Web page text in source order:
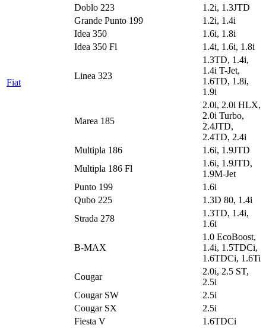
Fiat
Doblo 223
1.2i, 1.3JTD
Grande Punto 199
1.2i, 1.4i
Idea 350
1.6i, 1.8i
Idea 350 Fl
1.4i, 1.6i, 1.8i
Linea 323
1.3TD, 1.4i,
1.4i T-Jet,
1.6TD, 1.8i,
1.9i
Marea 185
2.0i, 2.0i HLX,
2.0i Turbo,
2.4JTD,
2.4TD, 2.4i
Multipla 186
1.6i, 1.9JTD
Multipla 186 Fl
1.6i, 1.9JTD,
1.9M-Jet
Punto 199
1.6i
Qubo 225
1.3D 80, 1.4i
Strada 278
1.3TD, 1.4i,
1.6i
B-MAX
1.0 EcoBoost,
1.4i, 1.5TDCi,
1.6TDCi, 1.6Ti
Cougar
2.0i, 2.5 ST,
2.5i
Cougar SW
2.5i
Cougar SX
2.5i
Fiesta V
1.6TDCi